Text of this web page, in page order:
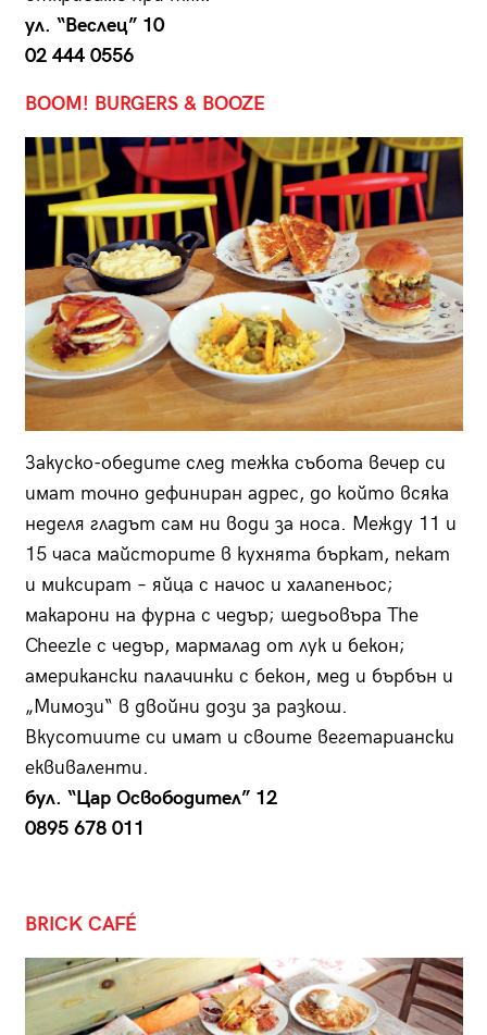
ул. “Веслец” 10
02 444 0556
BOOM! BURGERS & BOOZE
Закуско-обедите след тежка събота вечер си
имат точно дефиниран адрес, до който всяка
неделя гладът сам ни води за носа. Между 11 и
15 часа майсторите в кухнята бъркат, пекат
и мик­сират – яйца с начос и халапеньос;
макарони на фурна с чедър; шедьовъра The
Cheezle с чедър, мармалад от лук и бекон;
американски палачинки с бекон, мед и бърбън и
„Мимози“ в двойни дози за разкош.
Вкусотиите си имат и своите вегетариански
еквиваленти.
бул. “Цар Освободител” 12
0895 678 011
BRICK CAFÉ